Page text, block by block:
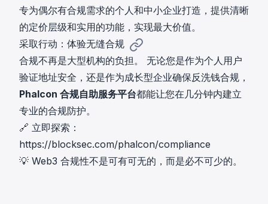
专为偶尔有合规需求的个人和中小企业打造，提供清晰
的定价层级和实用的功能，实现最大价值。
采取行动：体验无缝合规
合规不再是大型机构的负担。 无论您是作为个人用户
验证地址安全，还是作为成长型企业确保反洗钱合规，
Phalcon 合规自助服务平台都能让您在几分钟内建立
专业的合规防护。
🔗 立即探索：
https://blocksec.com/phalcon/compliance
💡 Web3 合规性不是可有可无的，而是必不可少的。